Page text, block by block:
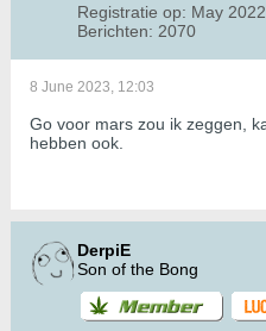
Registratie op: May 2022
Berichten: 2070
8 June 2023, 12:03
Go voor mars zou ik zeggen,
hebben ook.
DerpiE
Son of the Bong